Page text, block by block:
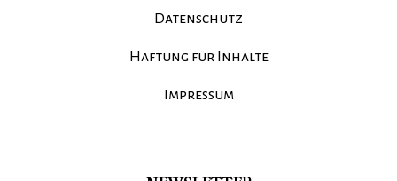
Datenschutz
Haftung für Inhalte
Impressum